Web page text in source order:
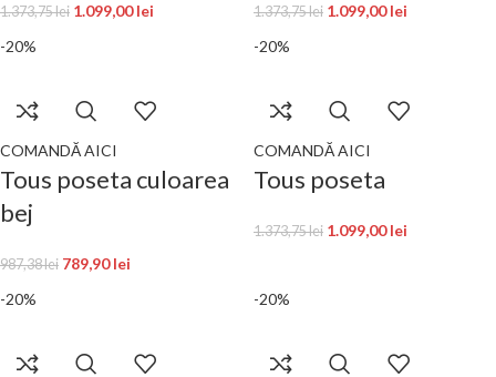
1.373,75lei 1.099,00lei 1.373,75lei 1.099,00lei
-20%
COMANDĂ AICI
Tous poseta culoarea
bej
987,38lei 789,90lei
-20%
COMANDĂ AICI
Tous poseta
1.373,75lei 1.099,00lei
-20% -20%